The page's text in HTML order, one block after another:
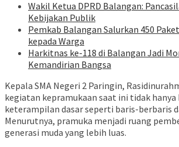
Wakil Ketua DPRD Balangan:
Kebijakan Publik
Pemkab Balangan Salurkan 450
kepada Warga
Harkitnas ke-118 di Balangan Jadi
Kemandirian Bangsa
Kepala SMA Negeri 2 Paringin,
kegiatan kepramukaan saat ini tidak hanya
keterampilan dasar seperti baris-berbaris
Menurutnya, pramuka menjadi ruang
generasi muda yang lebih luas.